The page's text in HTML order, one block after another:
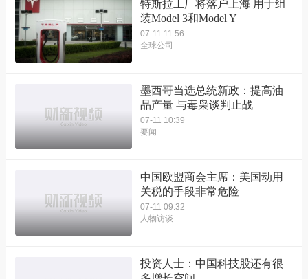
特斯拉工厂将落户上海 用于组
装Model 3和Model Y
07-11 11:56
全球公司
墨西哥当选总统新政：提高油
品产量 与毒枭谈判止战
07-11 10:39
要闻
中国欧盟商会主席：美国动用
关税的手段非常危险
07-11 09:32
人物访谈
投资人士：中国科技股还有很